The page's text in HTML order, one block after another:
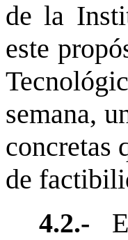
de la
este
semana,
concretas
de
4.2.-